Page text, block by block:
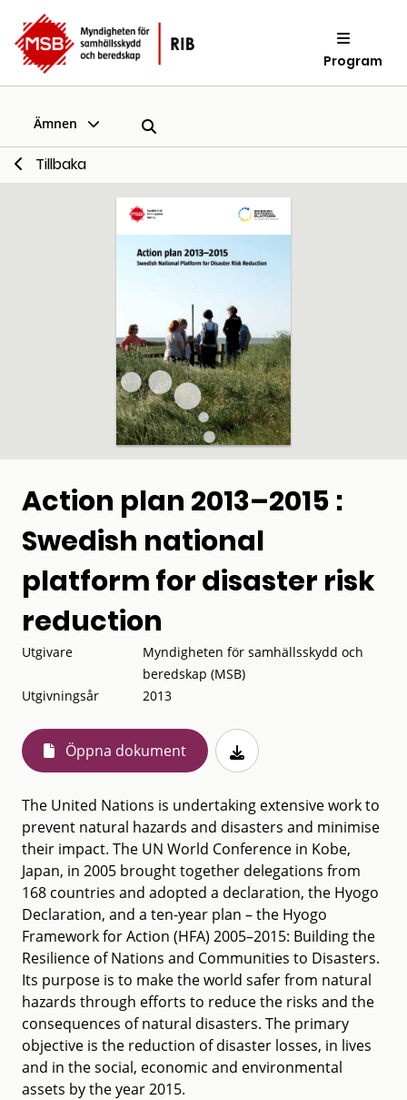
Program
Ämnen
Tillbaka
Action plan 2013–2015 :
Swedish national
platform for disaster risk
reduction
Utgivare
Myndigheten för samhällsskydd och
beredskap (MSB)
Utgivningsår
2013
Öppna dokument
The United Nations is undertaking extensive work to
prevent natural hazards and disasters and minimise
their impact. The UN World Conference in Kobe,
Japan, in 2005 brought together delegations from
168 countries and adopted a declaration, the Hyogo
Declaration, and a ten-year plan – the Hyogo
Framework for Action (HFA) 2005–2015: Building the
Resilience of Nations and Communities to Disasters.
Its purpose is to make the world safer from natural
hazards through efforts to reduce the risks and the
consequences of natural disasters. The primary
objective is the reduction of disaster losses, in lives
and in the social, economic and environmental
assets by the year 2015.